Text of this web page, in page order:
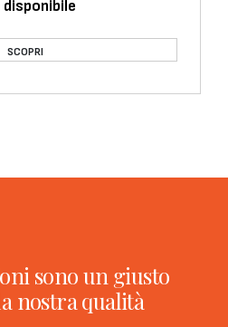
disponibile
SCOPRI
sono un giusto
nostra qualità